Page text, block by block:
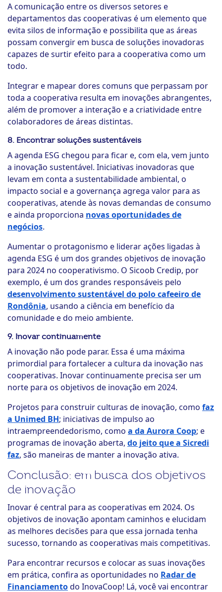
A comunicação entre os diversos setores e
departamentos das cooperativas é um elemento que
evita silos de informação e possibilita que as áreas
possam convergir em busca de soluções inovadoras
capazes de surtir efeito para a cooperativa como um
todo.
Integrar e mapear dores comuns que perpassam por
toda a cooperativa resulta em inovações abrangentes,
além de promover a interação e a criatividade entre
colaboradores de áreas distintas.
8. Encontrar soluções sustentáveis
A agenda ESG chegou para ficar e, com ela, vem junto
a inovação sustentável. Iniciativas inovadoras que
levam em conta a sustentabilidade ambiental, o
impacto social e a governança agrega valor para as
cooperativas, atende às novas demandas de consumo
e ainda proporciona novas oportunidades de
negócios.
Aumentar o protagonismo e liderar ações ligadas à
agenda ESG é um dos grandes objetivos de inovação
para 2024 no cooperativismo. O Sicoob Credip, por
exemplo, é um dos grandes responsáveis pelo
desenvolvimento sustentável do polo cafeeiro de
Rondônia, usando a ciência em benefício da
comunidade e do meio ambiente.
9. Inovar continuamente
A inovação não pode parar. Essa é uma máxima
primordial para fortalecer a cultura da inovação nas
cooperativas. Inovar continuamente precisa ser um
norte para os objetivos de inovação em 2024.
Projetos para construir culturas de inovação, como faz
a Unimed BH; iniciativas de impulso ao
intraempreendedorismo, como a da Aurora Coop; e
programas de inovação aberta, do jeito que a Sicredi
faz, são maneiras de manter a inovação ativa.
Conclusão: em busca dos objetivos
de inovação
Inovar é central para as cooperativas em 2024. Os
objetivos de inovação apontam caminhos e elucidam
as melhores decisões para que essa jornada tenha
sucesso, tornando as cooperativas mais competitivas.
Para encontrar recursos e colocar as suas inovações
em prática, confira as oportunidades no Radar de
Financiamentodo InovaCoop! Lá, você vai encontrar